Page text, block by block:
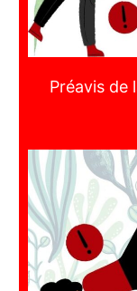
Préavis de